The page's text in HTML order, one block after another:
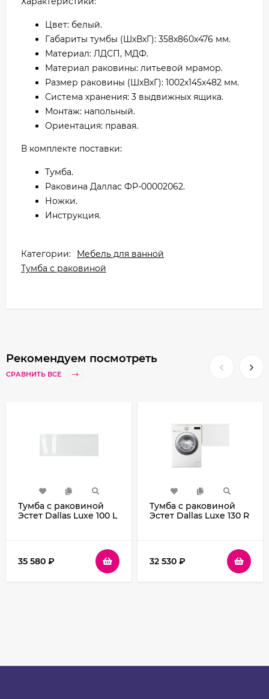
Цвет: белый.
Габариты тумбы (ШхВхГ): 358х860х476 мм.
Материал: ЛДСП, МДФ.
Материал раковины: литьевой мрамор.
Размер раковины (ШхВхГ): 1002х145х482 мм.
Система хранения: 3 выдвижных ящика.
Монтаж: напольный.
Ориентация: правая.
В комплекте поставки:
Тумба.
Раковина Даллас ФР-00002062.
Ножки.
Инструкция.
Категории:
Мебель для ванной
Тумба с раковиной
Рекомендуем посмотреть
СРАВНИТЬ ВСЕ
Тумба с раковиной
Эстет Dallas Luxe 100 L
35 580 ₽
Тумба с раковиной
Эстет Dallas Luxe 130 R
32 530 ₽